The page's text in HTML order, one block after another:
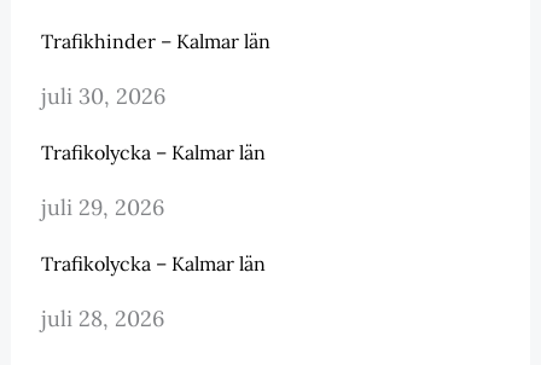
Trafikhinder – Kalmar län
juli 30, 2026
Trafikolycka – Kalmar län
juli 29, 2026
Trafikolycka – Kalmar län
juli 28, 2026